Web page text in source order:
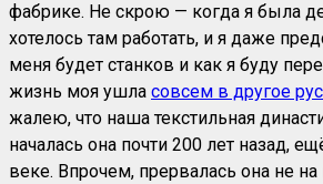
фабрике. Не скрою — когда я была
хотелось там работать, и я даже
меня будет станков и как я буду
жизнь моя ушла совсем в другое
жалею, что наша текстильная
началась она почти 200 лет назад,
веке. Впрочем, прервалась она не на